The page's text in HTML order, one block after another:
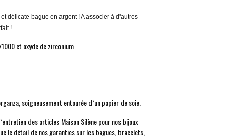
délicate bague en argent ! A associer à d'autres
!
et oxyde de zirconium
soigneusement entourée d`un papier de soie.
des articles Maison Silène pour nos bijoux
le détail de nos garanties sur les bagues, bracelets,